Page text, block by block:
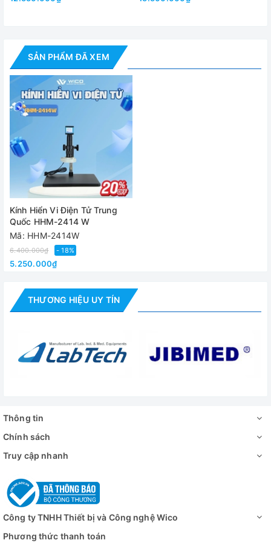
Cung cấp bao gồm:
- 01 camera 14MP
- 01 bộ nguồn
- 01 điều khiển
- 01 Lens
- 01 đèn LED ring
- 01 dây cắm USB
Đánh giá
SẢN PHẨM ĐÃ XEM
Kính Hiển Vi Điện Tử Trung
Quốc HHM-2414 W
Mã: HHM-2414W
6.400.000₫ - 18%
5.250.000₫
THƯƠNG HIỆU UY TÍN
Thông tin
Chính sách
Truy cập nhanh
Công ty TNHH Thiết bị và Công nghệ Wico
Phương thức thanh toán